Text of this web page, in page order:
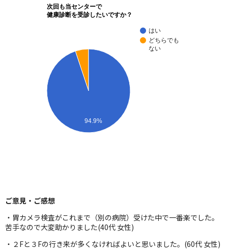
次回も当センターで
健康診断を受診したいですか？
はい
どちらでも
ない
94.9%
ご意見・ご感想
・胃カメラ検査がこれまで（別の病院）受けた中で一番楽でした。
苦手なので大変助かりました(40代 女性)
・２Fと３Fの行き来が多くなければよいと思いました。(60代 女性)